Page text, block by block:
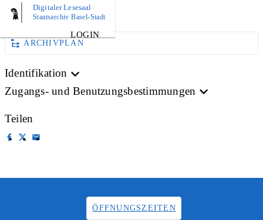
Digitaler Lesesaal
Staatsarchiv Basel-Stadt
LOGIN
AKTE
ARCHIVPLAN
Identifikation
Zugangs- und Benutzungsbestimmungen
Teilen
ÖFFNUNGSZEITEN